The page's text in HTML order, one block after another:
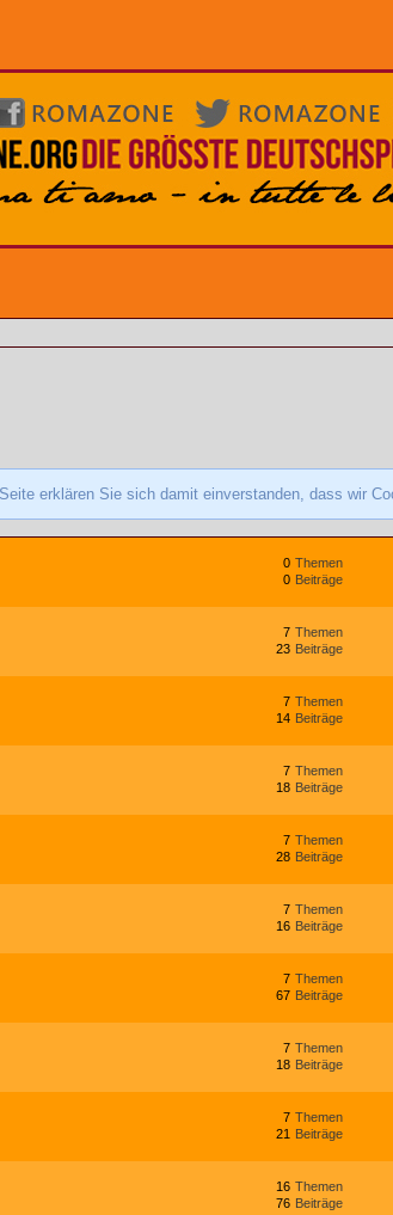
erklären Sie sich damit einverstanden, dass wir
Themen
0
Beiträge
0
Themen
7
Beiträge
23
Themen
7
Beiträge
14
Themen
7
Beiträge
18
Themen
7
Beiträge
28
Themen
7
Beiträge
16
Themen
7
Beiträge
67
Themen
7
Beiträge
18
Themen
7
Beiträge
21
Themen
16
Beiträge
76